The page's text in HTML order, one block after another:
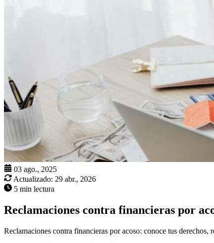
03 ago., 2025
Actualizado: 29 abr., 2026
5 min lectura
Reclamaciones contra financieras por
Reclamaciones contra financieras por acoso: conoce tus